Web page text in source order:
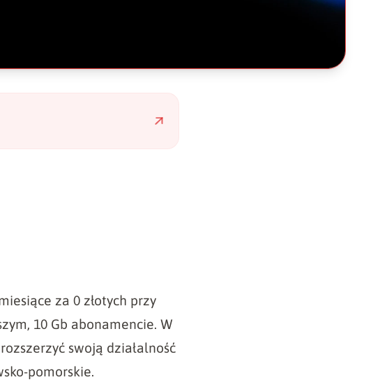
za 0 złotych przy
10 Gb abonamencie. W
swoją działalność
pomorskie.